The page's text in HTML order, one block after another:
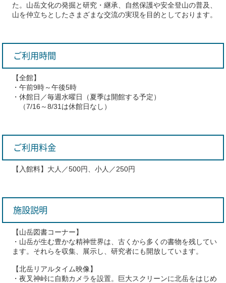
た。山岳文化の発掘と研究・継承、自然保護や安全登山の普及、
山を仲立ちとしたさまざまな交流の実現を目的としております。
ご利用時間
【全館】
・午前9時～午後5時
・休館日／毎週水曜日（夏季は開館する予定）
（7/16～8/31は休館日なし）
ご利用料金
【入館料】大人／500円、小人／250円
施設説明
【山岳図書コーナー】
・山岳が生む豊かな精神世界は、古くから多くの書物を残してい
ます。それらを収集、展示し、研究者にも開放しています。
【北岳リアルタイム映像】
・夜叉神峠に自動カメラを設置。巨大スクリーンに北岳をはじめ